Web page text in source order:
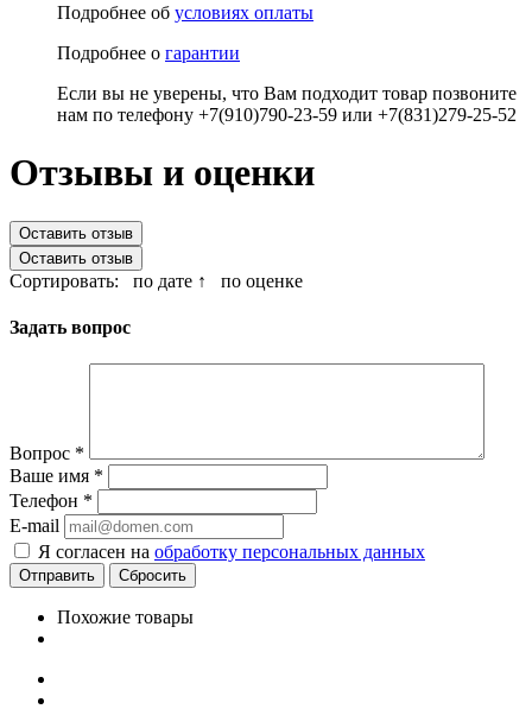
Подробнее об условиях оплаты
Подробнее о гарантии
Если вы не уверены, что Вам подходит товар позвоните
нам по телефону +7(910)790-23-59 или +7(831)279-25-52
Отзывы и оценки
Оставить отзыв
Оставить отзыв
Сортировать: по дате ↑ по оценке
Задать вопрос
Вопрос *
Ваше имя *
Телефон *
E-mail
Я согласен на обработку персональных данных
Сбросить
Похожие товары